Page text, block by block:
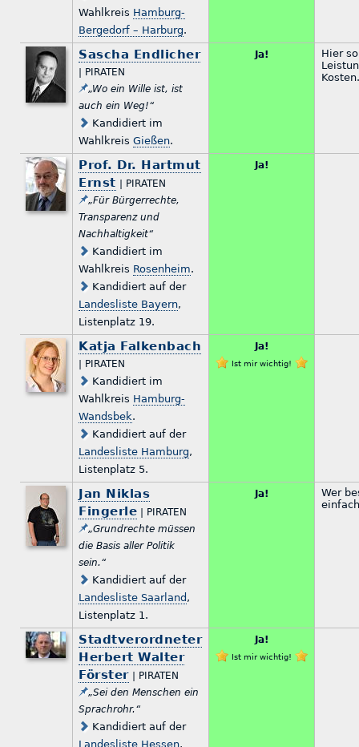
Wahlkreis Hamburg-
Bergedorf – Harburg.
Sascha Endlicher
| PIRATEN
„Wo ein Wille ist, ist
auch ein Weg!“
Kandidiert im
WahlkreisGießen.
Ja!
Hier
Kosten.
Prof. Dr. Hartmut
Ernst | PIRATEN
„Für Bürgerrechte,
Transparenz und
Nachhaltigkeit“
Kandidiert im
Wahlkreis Rosenheim.
Kandidiert auf der
Landesliste Bayern,
Listenplatz 19.
Ja!
Katja Falkenbach
| PIRATEN
Kandidiert im
Wahlkreis Hamburg-
Wandsbek.
Kandidiert auf der
Landesliste Hamburg,
Listenplatz 5.
Ja!
Ist mir wichtig!
Jan Niklas
Fingerle | PIRATEN
„Grundrechte müssen
die Basis aller Politik
sein.“
Kandidiert auf der
Landesliste Saarland ,
Listenplatz 1.
Ja!
Wer
Stadtverordneter
Herbert Walter
Förster| PIRATEN
„Sei den Menschen ein
Sprachrohr.“
Kandidiert auf der
Landesliste Hessen,
Ja!
Ist mir wichtig!